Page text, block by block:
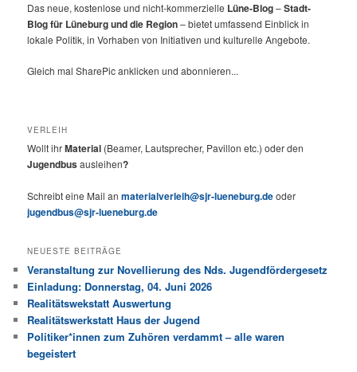
Das neue, kostenlose und nicht-kommerzielle Lüne-Blog–Stadt-
Blog für Lüneburg und die Region– bietet umfassend Einblick in
lokale Politik, in Vorhaben von Initiativen und kulturelle Angebote.
Gleich mal SharePic anklicken und abonnieren...
VERLEIH
Wollt ihrMaterial (Beamer, Lautsprecher, Pavillon etc.) oder den
Jugendbusausleihen?
Schreibt eine Mail anmaterialverleih@sjr-lueneburg.deoder
jugendbus@sjr-lueneburg.de
NEUESTE BEITRÄGE
Veranstaltung zur Novellierung des Nds. Jugendfördergesetz
Einladung: Donnerstag, 04. Juni 2026
Realitätswekstatt Auswertung
Realitätswerkstatt Haus der Jugend
Politiker*innen zum Zuhören verdammt – alle waren
begeistert